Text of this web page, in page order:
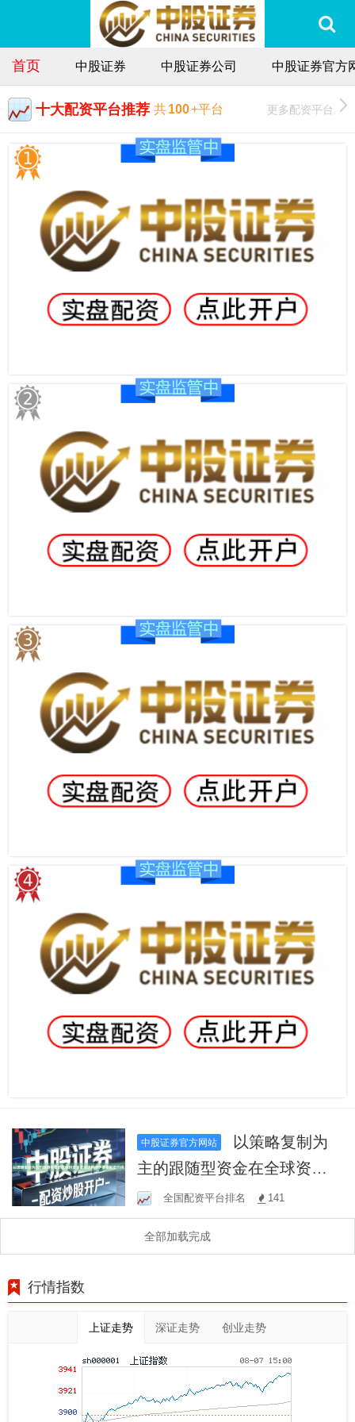
首页 中股证券 中股证券公司 中股证券官方
十大配资平台推荐 共100+平台 更多配资平台
中股证券官方网站
主的跟随型资金在全球资本
市场运用桐庐股票配资的持
全国配资平台排名 141
全部加载完成
行情指数
上证走势 深证走势 创业走势